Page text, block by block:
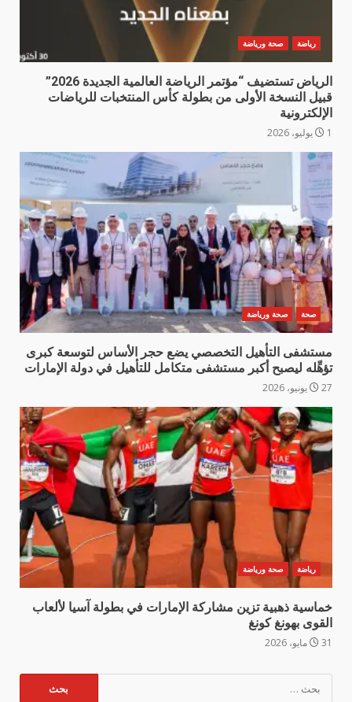
رياضة صحة ورياضة
الرياض تستضيف “مؤتمر الرياضة العالمية الجديدة 2026”
قبيل النسخة الأولى من بطولة كأس المنتخبات للرياضات
الإلكترونية
1 يوليو، 2026
صحة صحة ورياضة
مستشفى التأهيل التخصصي يضع حجر الأساس لتوسعة كبرى
تؤهِّله ليصبح أكبر مستشفى متكامل للتأهيل في دولة الإمارات
27 يونيو، 2026
رياضة صحة ورياضة
خماسية ذهبية تزين مشاركة الإمارات في بطولة آسيا لألعاب
القوى بهونغ كونغ
31 مايو، 2026
البحث